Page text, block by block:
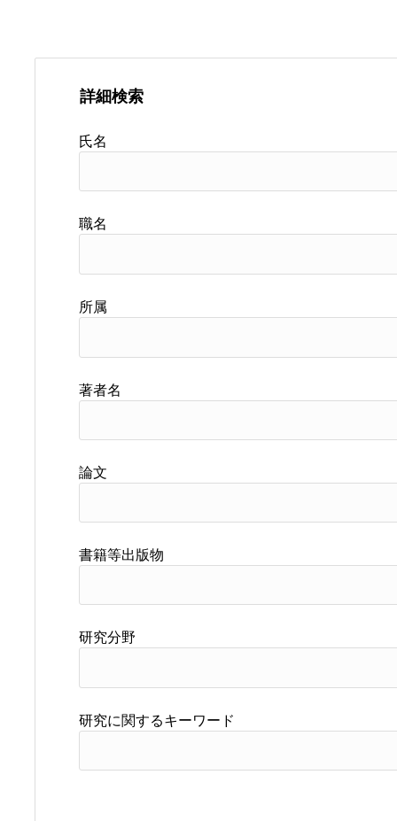
詳細検索
氏名
職名
所属
著者名
論文
書籍等出版物
研究分野
研究に関するキーワード